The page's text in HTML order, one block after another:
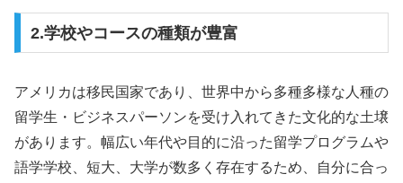
2.学校やコースの種類が豊富
アメリカは移民国家であり、世界中から多種多様な人種の
留学生・ビジネスパーソンを受け入れてきた文化的な土壌
があります。幅広い年代や目的に沿った留学プログラムや
語学学校、短大、大学が数多く存在するため、自分に合っ